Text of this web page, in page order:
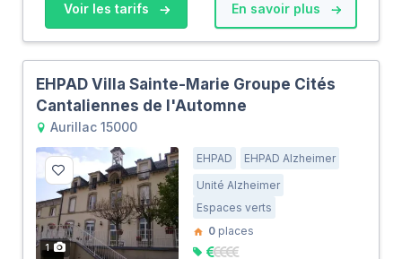
Voir les tarifs En savoir plus
EHPAD Villa Sainte-Marie Groupe Cités
Cantaliennes de l'Automne
Aurillac 15000
1
EHPAD
EHPAD Alzheimer
Unité Alzheimer
Espaces verts
0 places